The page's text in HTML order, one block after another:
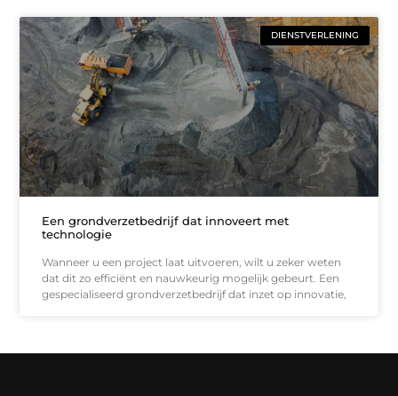
DIENSTVERLENING
Een grondverzetbedrijf dat innoveert met
technologie
Wanneer u een project laat uitvoeren, wilt u zeker weten
dat dit zo efficiënt en nauwkeurig mogelijk gebeurt. Een
gespecialiseerd grondverzetbedrijf dat inzet op innovatie,